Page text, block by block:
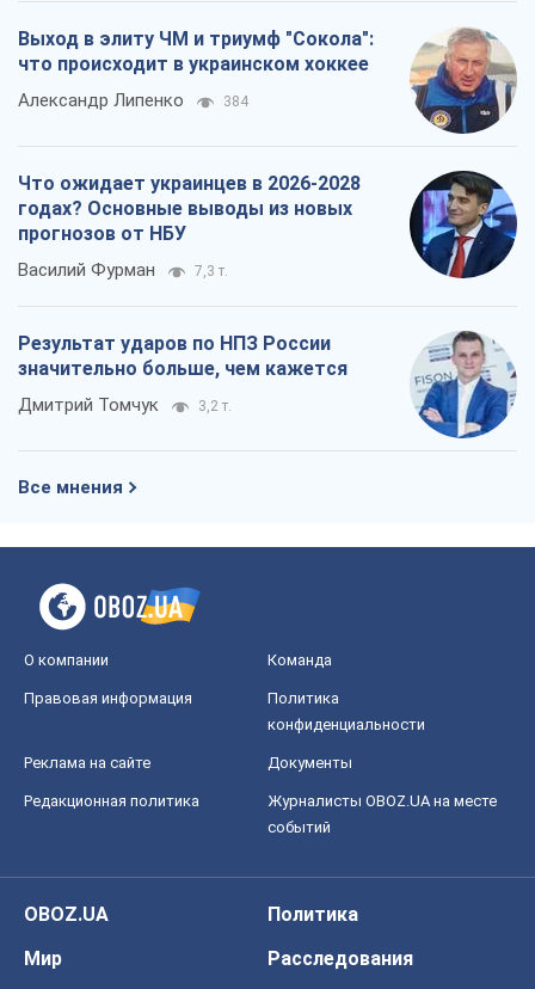
Выход в элиту ЧМ и триумф "Сокола":
что происходит в украинском хоккее
Александр Липенко 384
Что ожидает украинцев в 2026-2028
годах? Основные выводы из новых
прогнозов от НБУ
Василий Фурман 7,3 т.
Результат ударов по НПЗ России
значительно больше, чем кажется
Дмитрий Томчук 3,2 т.
Все мнения
О компании Команда
Правовая информация
Политика
конфиденциальности
Реклама на сайте Документы
Редакционная политика
Журналисты OBOZ.UA на месте
событий
OBOZ.UA
Политика
Мир
Расследования